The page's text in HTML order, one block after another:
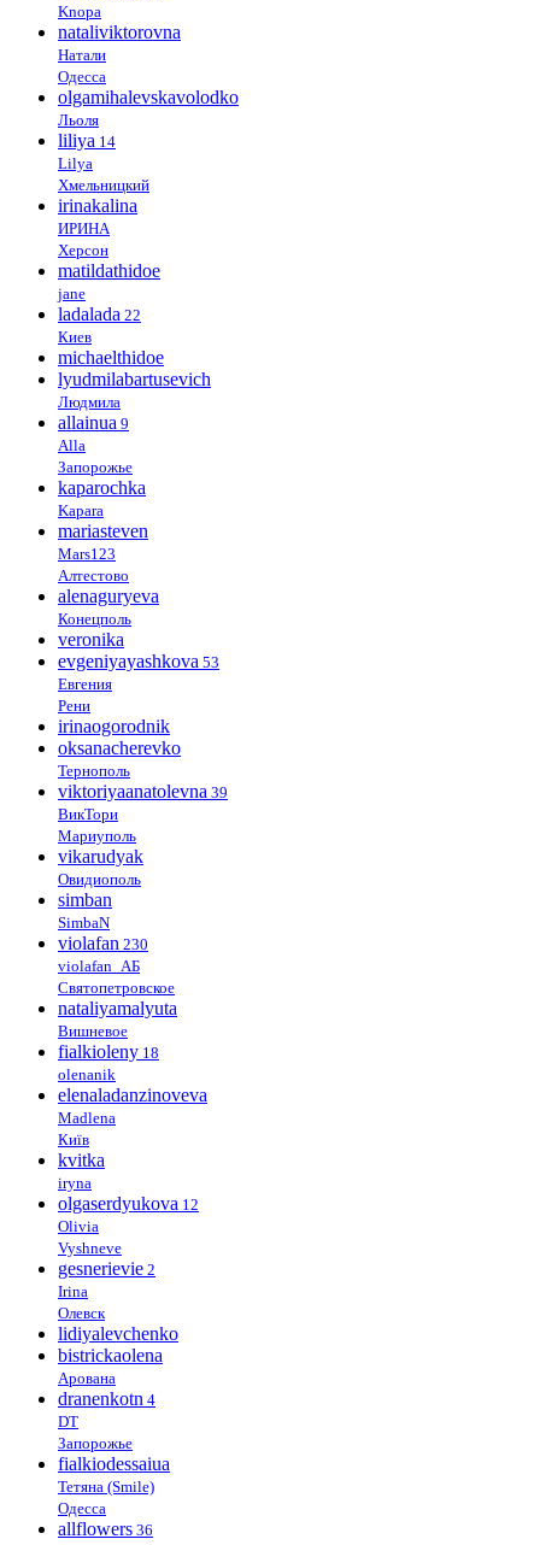
Knopa
nataliviktorovna
Натали
Одесса
olgamihalevskavolodko
Льоля
liliya 14
Lilya
Хмельницкий
irinakalina
ИРИНА
Херсон
matildathidoe
jane
ladalada 22
Киев
michaelthidoe
lyudmilabartusevich
Людмила
allainua 9
Alla
Запорожье
kaparochka
Kapara
mariasteven
Mars123
Алтестово
alenaguryeva
Конецполь
veronika
evgeniyayashkova 53
Евгения
Рени
irinaogorodnik
oksanacherevko
Тернополь
viktoriyaanatolevna 39
ВикТори
Мариуполь
vikarudyak
Овидиополь
simban
SimbaN
violafan 230
violafan_АБ
Святопетровское
nataliyamalyuta
Вишневое
fialkioleny 18
olenanik
elenaladanzinoveva
Madlena
Київ
kvitka
iryna
olgaserdyukova 12
Olivia
Vyshneve
gesnerievie 2
Irina
Олевск
lidiyalevchenko
bistrickaolena
Арована
dranenkotn 4
DT
Запорожье
fialkiodessaiua
Тетяна (Smile)
Одесса
allflowers 36